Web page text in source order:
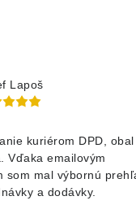
Lapoš
kuriérom DPD,
Vďaka emailovým
som mal výbornú
a dodávky.